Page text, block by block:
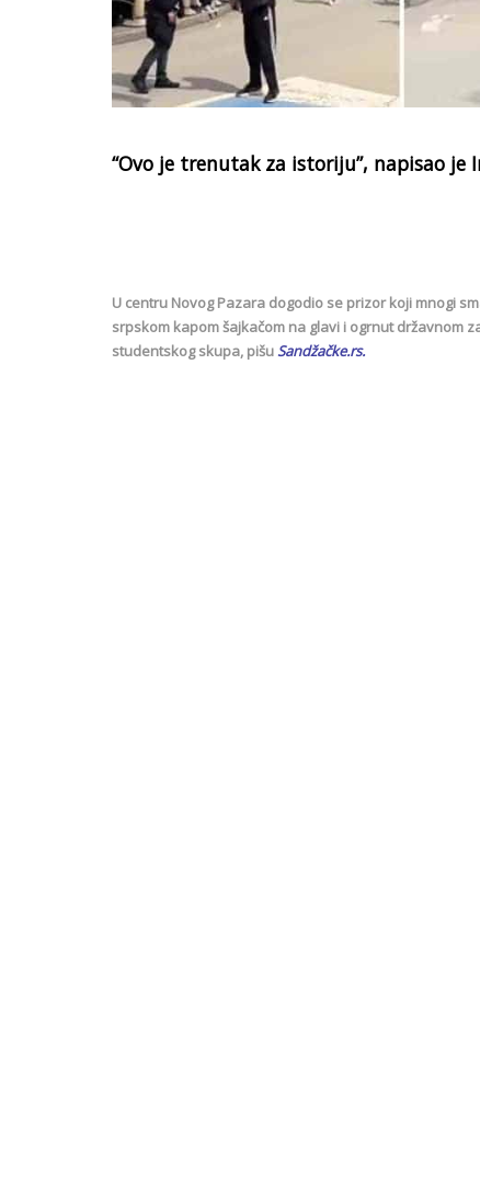
“Ovo je trenutak za istoriju”, napisao je
U centru Novog Pazara dogodio se prizor koji mnogi
srpskom kapom šajkačom na glavi i ogrnut državnom
studentskog skupa, pišuSandžačke.rs.